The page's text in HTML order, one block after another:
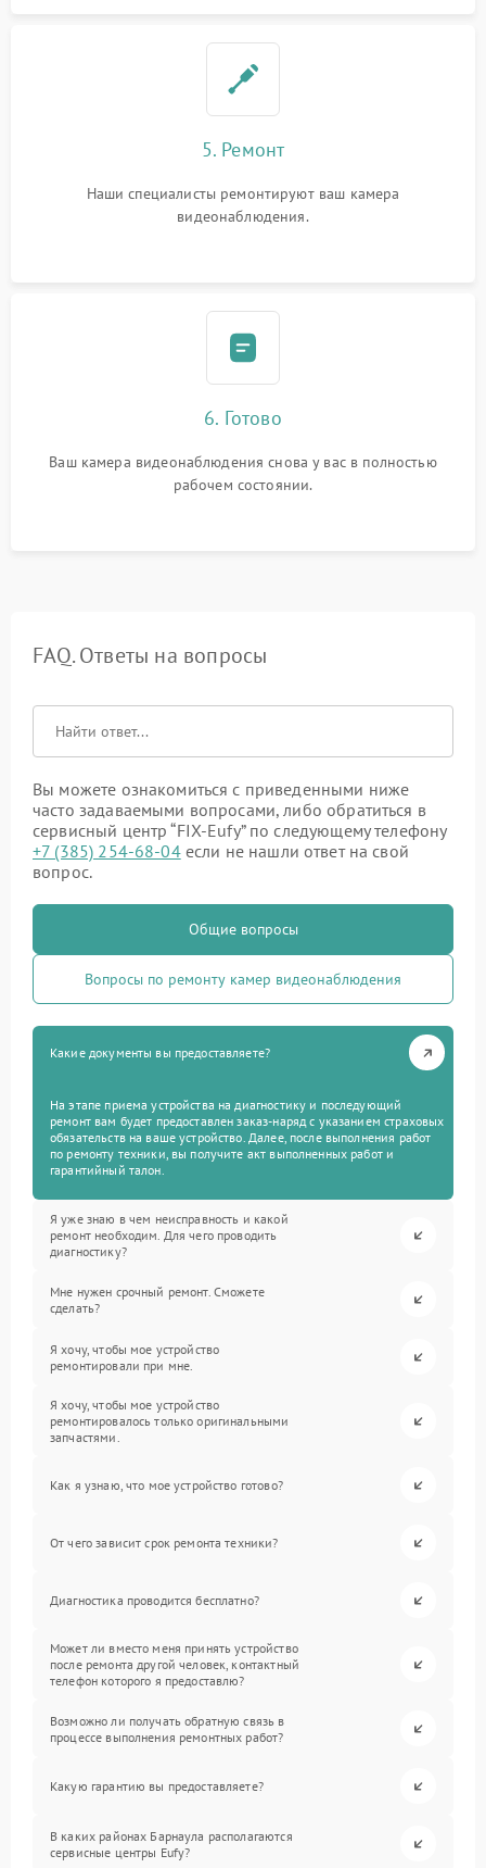
5. Ремонт
Наши специалисты ремонтируют ваш камера
видеонаблюдения.
6. Готово
Ваш камера видеонаблюдения снова у вас в полностью
рабочем состоянии.
FAQ. Ответы на вопросы
Вы можете ознакомиться с приведенными ниже
часто задаваемыми вопросами, либо обратиться в
сервисный центр “FIX-Eufy” по следующему телефону
+7 (385) 254-68-04если не нашли ответ на свой
вопрос.
Общие вопросы
Вопросы по ремонту камер видеонаблюдения
Какие документы вы предоставляете?
На этапе приема устройства на диагностику и последующий
ремонт вам будет предоставлен заказ-наряд с указанием страховых
обязательств на ваше устройство. Далее, после выполнения работ
по ремонту техники, вы получите акт выполненных работ и
гарантийный талон.
Я уже знаю в чем неисправность и какой
ремонт необходим. Для чего проводить
диагностику?
Мне нужен срочный ремонт. Сможете
сделать?
Я хочу, чтобы мое устройство
ремонтировали при мне.
Я хочу, чтобы мое устройство
ремонтировалось только оригинальными
запчастями.
Как я узнаю, что мое устройство готово?
От чего зависит срок ремонта техники?
Диагностика проводится бесплатно?
Может ли вместо меня принять устройство
после ремонта другой человек, контактный
телефон которого я предоставлю?
Возможно ли получать обратную связь в
процессе выполнения ремонтных работ?
Какую гарантию вы предоставляете?
В каких районах Барнаула располагаются
сервисные центры Eufy?